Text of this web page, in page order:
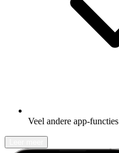
Veel andere app-functies